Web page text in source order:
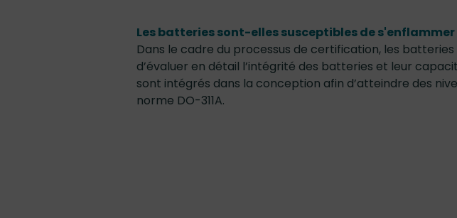
Les batteries sont-elles susceptibles de s'enflammer
Dans le cadre du processus de certification, les
d’évaluer en détail l’intégrité des batteries et leur
sont intégrés dans la conception afin d’atteindre des
norme DO-311A.